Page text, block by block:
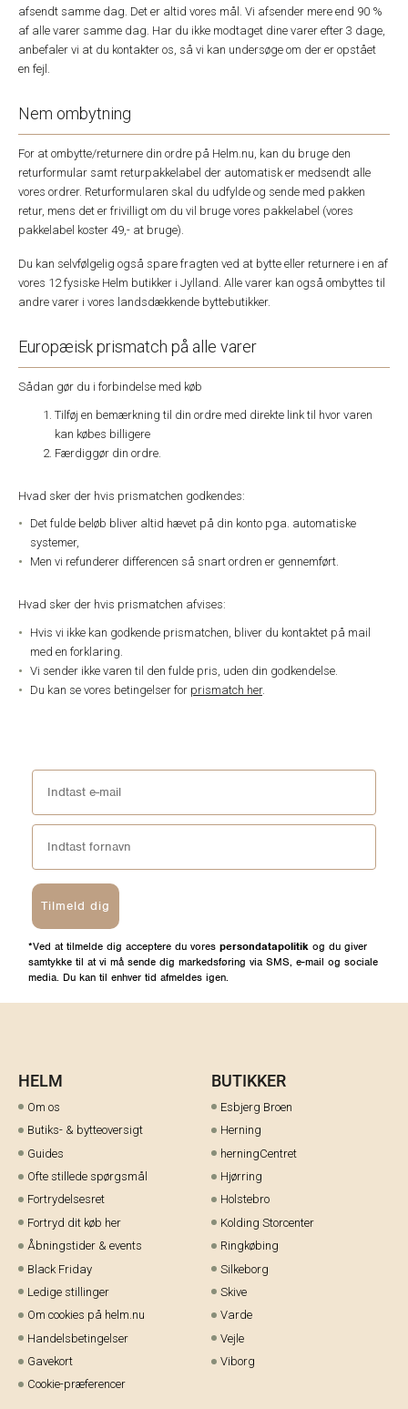
afsendt samme dag. Det er altid vores mål. Vi afsender mere end 90 %
af alle varer samme dag. Har du ikke modtaget dine varer efter 3 dage,
anbefaler vi at du kontakter os, så vi kan undersøge om der er opstået
en fejl.
Nem ombytning
For at ombytte/returnere din ordre på Helm.nu, kan du bruge den
returformular samt returpakkelabel der automatisk er medsendt alle
vores ordrer. Returformularen skal du udfylde og sende med pakken
retur, mens det er frivilligt om du vil bruge vores pakkelabel (vores
pakkelabel koster 49,- at bruge).
Du kan selvfølgelig også spare fragten ved at bytte eller returnere i en af
vores 12 fysiske Helm butikker i Jylland. Alle varer kan også ombyttes til
andre varer i vores landsdækkende byttebutikker.
Europæisk prismatch på alle varer
Sådan gør du i forbindelse med køb
Tilføj en bemærkning til din ordre med direkte link til hvor varen
kan købes billigere
Færdiggør din ordre.
Hvad sker der hvis prismatchen godkendes:
Det fulde beløb bliver altid hævet på din konto pga. automatiske
systemer,
Men vi refunderer differencen så snart ordren er gennemført.
Hvad sker der hvis prismatchen afvises:
Hvis vi ikke kan godkende prismatchen, bliver du kontaktet på mail
med en forklaring.
Vi sender ikke varen til den fulde pris, uden din godkendelse.
Du kan se vores betingelser for prismatch her.
Tilmeld dig
*Ved at tilmelde dig acceptere du vores persondatapolitik og du giver
samtykke til at vi må sende dig markedsføring via SMS, e-mail og sociale
media. Du kan til enhver tid afmeldes igen.
HELM
Om os
Butiks- & bytteoversigt
Guides
Ofte stillede spørgsmål
Fortrydelsesret
Fortryd dit køb her
Åbningstider & events
Black Friday
Ledige stillinger
Om cookies på helm.nu
Handelsbetingelser
Gavekort
Cookie-præferencer
BUTIKKER
Esbjerg Broen
Herning
herningCentret
Hjørring
Holstebro
Kolding Storcenter
Ringkøbing
Silkeborg
Skive
Varde
Vejle
Viborg